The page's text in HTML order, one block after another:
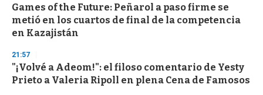
Games of the Future: Peñarol a paso firme se
metió en los cuartos de final de la competencia
en Kazajistán
21:57
"¡Volvé a Adeom!": el filoso comentario de Yesty
Prieto a Valeria Ripoll en plena Cena de Famosos